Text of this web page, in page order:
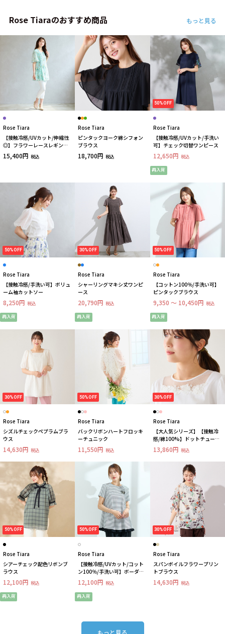
Rose Tiaraのおすすめ商品 もっと見る
Rose Tiara
【接触冷感/UVカット/伸縮性
◎】フラワーレースレギンス
パンツ
15,400円 税込
Rose Tiara
ピンタックヨーク綿シフォン
ブラウス
18,700円 税込
50%OFF
Rose Tiara
【接触冷感/UVカット/手洗い
可】チェック切替ワンピース
12,650円 税込
再入荷
50%OFF
Rose Tiara
【接触冷感/手洗い可】ボリュ
ーム袖カットソー
8,250円 税込
再入荷
30%OFF
Rose Tiara
シャーリングマキシ丈ワンピ
ース
20,790円 税込
再入荷
50%OFF
Rose Tiara
【コットン100％/手洗い可】
ピンタックブラウス
9,350 ～ 10,450円 税込
再入荷
30%OFF
Rose Tiara
シズルチェックペプラムブラ
ウス
14,630円 税込
50%OFF
Rose Tiara
バックリボンハートフロッキ
ーチュニック
11,550円 税込
30%OFF
Rose Tiara
【大人気シリーズ】【接触冷
感/綿100%】ドットチュール
フラワーカットソー
13,860円 税込
50%OFF
Rose Tiara
シアーチェック配色リボンブ
ラウス
12,100円 税込
再入荷
50%OFF
Rose Tiara
【接触冷感/UVカット/コット
ン100％/手洗い可】ボーダー
カットソー
12,100円 税込
再入荷
30%OFF
Rose Tiara
スパンボイルフラワープリン
トブラウス
14,630円 税込
もっと見る